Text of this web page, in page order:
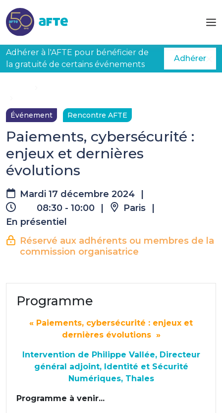
Adhérer à l'AFTE pour bénéficier de
la gratuité de certains événements
Adhérer
Événement
Rencontre AFTE
Paiements, cybersécurité :
enjeux et dernières
évolutions
Mardi 17 décembre 2024
08:30 - 10:00
Paris
En présentiel
Réservé aux adhérents ou membres de la
commission organisatrice
Programme
« Paiements, cybersécurité : enjeux et
dernières évolutions »
Intervention de Philippe Vallée, Directeur
général adjoint, Identité et Sécurité
Numériques, Thales
Programme à venir...